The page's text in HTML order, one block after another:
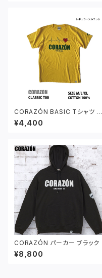
CORAZÓN BASIC Tシャツ デ
イジーイエロー
¥4,400
CORAZÓN パーカー ブラック
¥8,800